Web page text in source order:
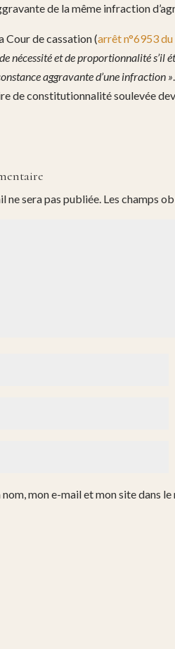
de la même infraction
Cour de cassation (arrêt n°6953
nécessité et de proportionnalité s’il
aggravante d’une infraction »
de constitutionnalité soulevée
ne sera pas publiée. Les champs
mon e-mail et mon site dans